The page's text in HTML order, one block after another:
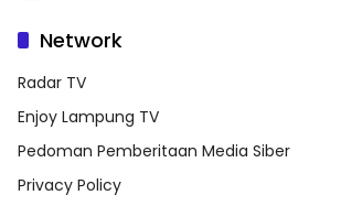
Network
Radar TV
Enjoy Lampung TV
Pedoman Pemberitaan Media Siber
Privacy Policy